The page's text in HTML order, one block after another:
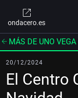
ondacero.es
MÁS DE UNO
20/12/2024
El Centro